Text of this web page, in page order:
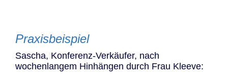
Praxisbeispiel
Sascha, Konferenz-Verkäufer, nach
wochenlangem Hinhängen durch Frau Kleeve: